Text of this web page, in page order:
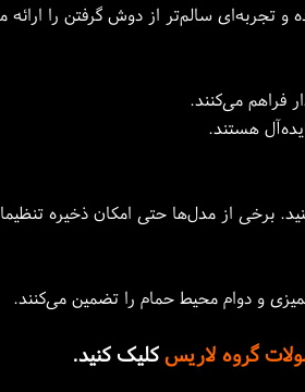
تجربه‌ای سالم‌تر از دوش گرفتن را ارائه
فراهم می‌کنند.
هستند.
برخی از مدل‌ها حتی امکان ذخیره
و دوام محیط حمام را تضمین می‌کنند.
گروه لاریسکلیک کنید.